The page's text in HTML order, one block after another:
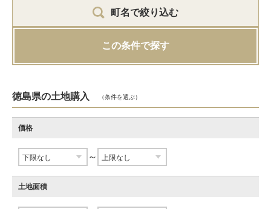
町名で絞り込む
この条件で探す
徳島県の土地購入 （条件を選ぶ）
価格
～
土地面積